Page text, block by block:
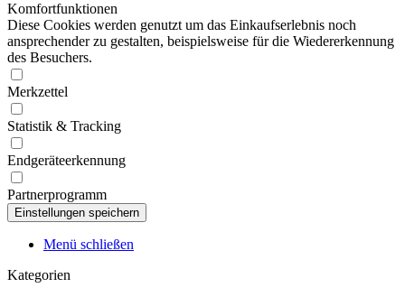
Komfortfunktionen
Diese Cookies werden genutzt um das Einkaufserlebnis noch
ansprechender zu gestalten, beispielsweise für die Wiedererkennung
des Besuchers.
Merkzettel
Statistik & Tracking
Endgeräteerkennung
Partnerprogramm
Menü schließen
Kategorien